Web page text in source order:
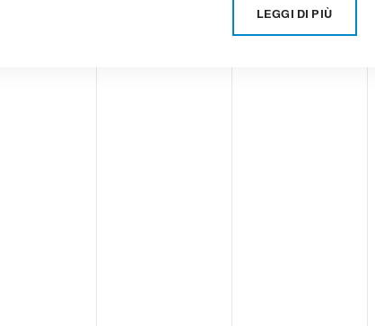
LEGGI DI PIÙ